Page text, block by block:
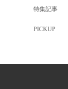
特集記事
PICKUP